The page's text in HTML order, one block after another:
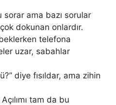
ama bazı sorular
dokunan onlardır.
telefona
uzar, sabahlar
diye fısıldar, ama zihin
tam da bu